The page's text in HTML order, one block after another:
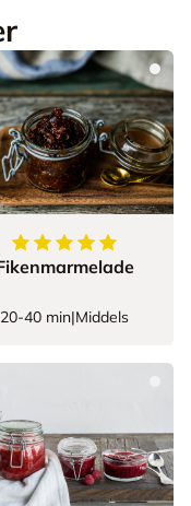
5av5stjerner
20-40 min|Middels